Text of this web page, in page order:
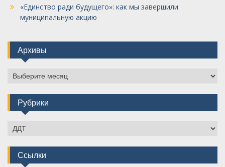
«Единство ради будущего»: как мы завершили
муниципальную акцию
Архивы
Архивы
Рубрики
Рубрики
Ссылки